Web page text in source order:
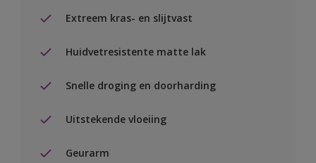
Extreem kras- en slijtvast
Huidvetresistente matte lak
Snelle droging en doorharding
Uitstekende vloeiing
Geurarm